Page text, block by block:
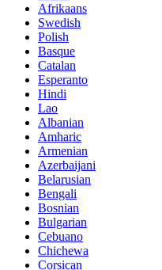
Afrikaans
Swedish
Polish
Basque
Catalan
Esperanto
Hindi
Lao
Albanian
Amharic
Armenian
Azerbaijani
Belarusian
Bengali
Bosnian
Bulgarian
Cebuano
Chichewa
Corsican